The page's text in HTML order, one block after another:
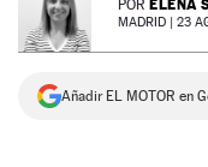
NEWSLETTER
SÍGUENOS
POR ELENA
MADRID | 23
Añadir EL MOTOR en